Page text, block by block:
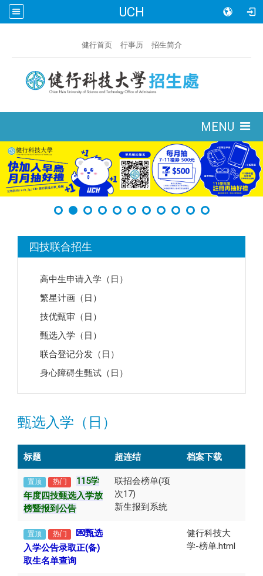
UCH
健行首页 行事历 招生简介
MENU
四技联合招生
高中生申请入学（日）
繁星计画（日）
技优甄审（日）
甄选入学（日）
联合登记分发（日）
身心障碍生甄试（日）
甄选入学（日）
标题 超连结 档案下载
置顶 热门
115学
年度四技甄选入学放
榜暨报到公告
联招会榜单(项
次17)
新生报到系统
置顶 热门
💌甄选
入学公告录取正(备)
取生名单查询
健行科技大
学-榜单.html